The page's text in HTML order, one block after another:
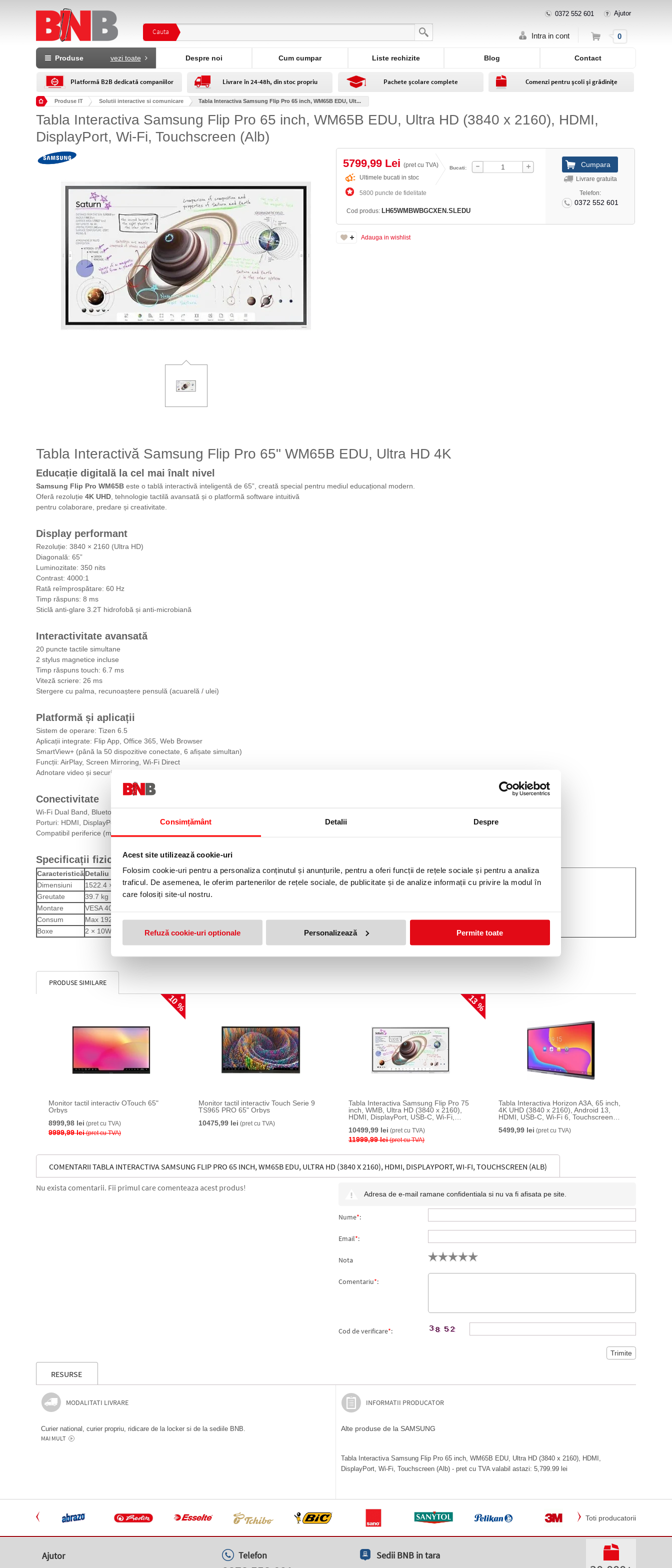
Consimțământ Detalii Despre
Acest site utilizează cookie-uri
Folosim cookie-uri pentru a personaliza conținutul și anunțurile, pentru a oferi funcții de rețele sociale și pentru a analiza
traficul. De asemenea, le oferim partenerilor de rețele sociale, de publicitate și de analize informații cu privire la modul în
care folosiți site-ul nostru.
Refuză cookie-uri optionale Personalizează Permite toate
Cauta
0372 552 601 Ajutor
Intra in cont Cos 0
Produse vezi toate Despre noi Cum cumpar Liste rechizite Blog Contact
Platformă B2B dedicată companiilor Livrare în 24-48h, din stoc propriu Pachete școlare complete Comenzi pentru școli și grădinițe
Produse IT Solutii interactive si comunicare Tabla Interactiva Samsung Flip Pro 65 inch, WM65B EDU, Ult...
Tabla Interactiva Samsung Flip Pro 65 inch, WM65B EDU, Ultra HD (3840 x 2160), HDMI,
DisplayPort, Wi-Fi, Touchscreen (Alb)
5799,99 Lei (pret cu TVA)
Ultimele bucati in stoc
5800 puncte de fidelitate
Bucati:
Cod produs: LH65WMBWBGCXEN.SLEDU
Livrare gratuita
Telefon:
0372 552 601
Adauga in wishlist
Tabla Interactivă Samsung Flip Pro 65" WM65B EDU, Ultra HD 4K
Educație digitală la cel mai înalt nivel
Samsung Flip Pro WM65B este o tablă interactivă inteligentă de 65”, creată special pentru mediul educațional modern.
Oferă rezoluție 4K UHD , tehnologie tactilă avansată și o platformă software intuitivă
pentru colaborare, predare și creativitate.
Display performant
Rezoluție: 3840 × 2160 (Ultra HD)
Diagonală: 65”
Luminozitate: 350 nits
Contrast: 4000:1
Rată reîmprospătare: 60 Hz
Timp răspuns: 8 ms
Sticlă anti-glare 3.2T hidrofobă și anti-microbiană
Interactivitate avansată
20 puncte tactile simultane
2 stylus magnetice incluse
Timp răspuns touch: 6.7 ms
Viteză scriere: 26 ms
Stergere cu palma, recunoaștere pensulă (acuarelă / ulei)
Platformă și aplicații
Sistem de operare: Tizen 6.5
Aplicații integrate: Flip App, Office 365, Web Browser
SmartView+ (până la 50 dispozitive conectate, 6 afișate simultan)
Funcții: AirPlay, Screen Mirroring, Wi-Fi Direct
Adnotare video și securizare documente cu PIN
Conectivitate
Wi-Fi Dual Band, Bluetooth
Porturi: HDMI, DisplayPort, USB, USB-C, RJ45, Audio Out
Compatibil periferice (mouse, tastatură, difuzoare)
Specificații fizice
CaracteristicăDetaliu
Dimensiuni
1522.4 × 897.6 × 62.9 mm
Greutate
39.7 kg
Montare
VESA 400 × 400 mm
Consum
Max 192.5 W
Boxe
2 × 10W stereo
PRODUSE SIMILARE
10 %
Monitor tactil interactiv OTouch 65"
Orbys
8999,98 lei (pret cu TVA)
9999,99 lei(pret cu TVA)
Monitor tactil interactiv Touch Serie 9
TS965 PRO 65" Orbys
10475,99 lei (pret cu TVA)
13 %
Tabla Interactiva Samsung Flip Pro 75
inch, WMB, Ultra HD (3840 x 2160),
HDMI, DisplayPort, USB-C, Wi-Fi,
10499,99 lei (pret cu TVA)
11999,99 lei(pret cu TVA)
Tabla Interactiva Horizon A3A, 65 inch,
4K UHD (3840 x 2160), Android 13,
HDMI, USB-C, Wi-Fi 6, Touchscreen
5499,99 lei (pret cu TVA)
COMENTARII TABLA INTERACTIVA SAMSUNG FLIP PRO 65 INCH, WM65B EDU, ULTRA HD (3840 X 2160), HDMI, DISPLAYPORT, WI-FI, TOUCHSCREEN (ALB)
Nu exista comentarii. Fii primul care comenteaza acest produs!
Adresa de e-mail ramane confidentiala si nu va fi afisata pe site.
Nume*:
Email*:
Nota
Comentariu*:
Cod de verificare*:
RESURSE
MODALITATI LIVRARE
Curier national, curier propriu, ridicare de la locker si de la sediile BNB.
MAI MULT
INFORMATII PRODUCATOR
Alte produse de la SAMSUNG
Tabla Interactiva Samsung Flip Pro 65 inch, WM65B EDU, Ultra HD (3840 x 2160), HDMI,
DisplayPort, Wi-Fi, Touchscreen (Alb) - pret cu TVA valabil astazi: 5,799.99 lei
Toti producatorii
Ajutor Telefon Sedii BNB in tara